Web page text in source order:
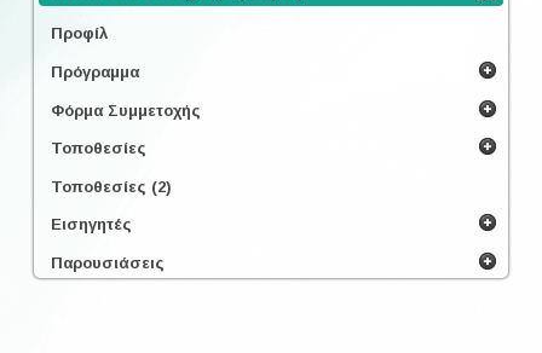
Προφίλ
Πρόγραμμα
Φόρμα Συμμετοχής
Τοποθεσίες
Τοποθεσίες (2)
Εισηγητές
Παρουσιάσεις